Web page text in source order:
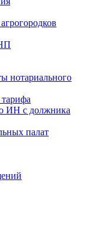
нотариального
ИН с должника
палат